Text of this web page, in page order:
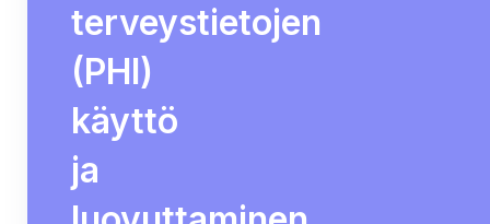
terveystietojen
(PHI)
käyttö
ja